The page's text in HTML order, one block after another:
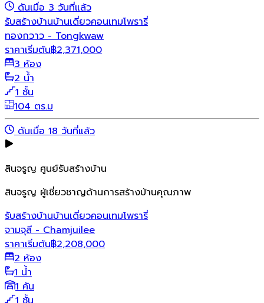
ดันเมื่อ 3 วันที่แล้ว
รับสร้างบ้านบ้านเดี่ยวคอนเทมโพรารี่
ทองกวาว - Tongkwaw
ราคาเริ่มต้น฿2,371,000
3 ห้อง
2 น้ำ
1 ชั้น
104 ตร.ม
ดันเมื่อ 18 วันที่แล้ว
สินจรูญ ศูนย์รับสร้างบ้าน
สินจรูญ ผู้เชี่ยวชาญด้านการสร้างบ้านคุณภาพ
รับสร้างบ้านบ้านเดี่ยวคอนเทมโพรารี่
จามจุลี - Chamjuilee
ราคาเริ่มต้น฿2,208,000
2 ห้อง
1 น้ำ
1 คัน